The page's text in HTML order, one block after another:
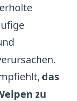
, das
zu